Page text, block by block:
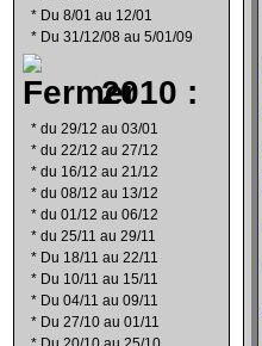
* Du 8/01 au 12/01
* Du 31/12/08 au 5/01/09
2010 :
* du 29/12 au 03/01
* du 22/12 au 27/12
* du 16/12 au 21/12
* du 08/12 au 13/12
* du 01/12 au 06/12
* du 25/11 au 29/11
* Du 18/11 au 22/11
* Du 10/11 au 15/11
* Du 04/11 au 09/11
* Du 27/10 au 01/11